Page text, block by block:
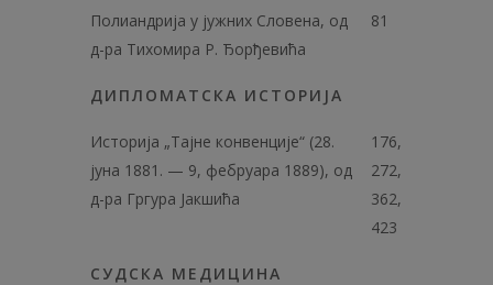
Полиандрија у јужних Словена, од
д-ра Тихомира Р. Ђорђевића
81
ДИПЛОМАТСКА ИСТОРИЈА
Историја „Тајне конвенције“ (28.
јуна 1881. — 9, фебруара 1889), од
д-ра Гргура Јакшића
176,
272,
362,
423
СУДСКА МЕДИЦИНА